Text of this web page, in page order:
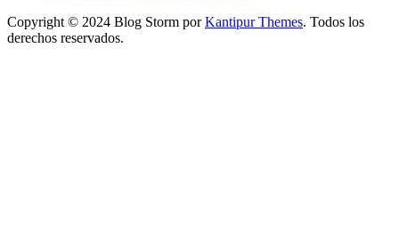
Copyright © 2024 Blog Storm porKantipur Themes. Todos los
derechos reservados.